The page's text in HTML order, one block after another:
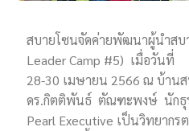
สบายโซนจัดค่ายพัฒนาผู้นำสบ
Leader Camp #5) เมื่อวันที่
28-30 เมษายน 2566 ณ บ้าน
ดร.กิตติพันธ์ ตัณฑะพงษ์ นักธุ
Pearl Executive เป็นวิทยาก